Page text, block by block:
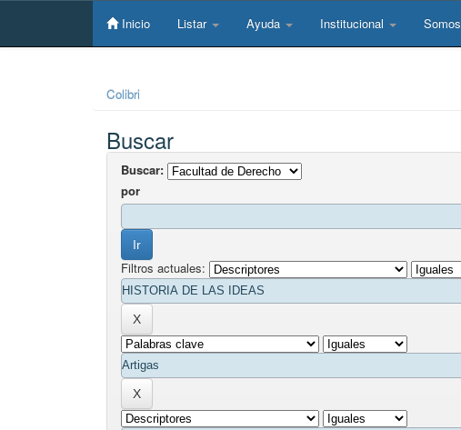
Skip
Inicio Listar Ayuda Institucional Somos
Colibri
Buscar
Buscar:
por
Filtros actuales: